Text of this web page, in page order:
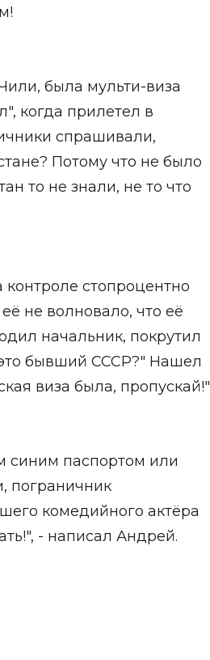
была мульти-виза
когда прилетел в
спрашивали,
Потому что не было
то не знали, не то что
стопроцентно
не волновало, что её
начальник, покрутил
это бывший СССР?" Нашел
виза была, пропускай!"
синим паспортом или
пограничник
комедийного актёра
- написал Андрей.